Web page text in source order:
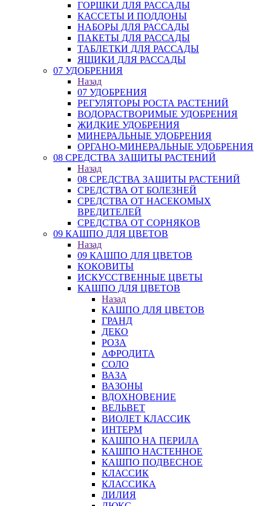
ГОРШКИ ДЛЯ РАССАДЫ
КАССЕТЫ И ПОДДОНЫ
НАБОРЫ ДЛЯ РАССАДЫ
ПАКЕТЫ ДЛЯ РАССАДЫ
ТАБЛЕТКИ ДЛЯ РАССАДЫ
ЯЩИКИ ДЛЯ РАССАДЫ
07 УДОБРЕНИЯ
Назад
07 УДОБРЕНИЯ
РЕГУЛЯТОРЫ РОСТА РАСТЕНИЙ
ВОДОРАСТВОРИМЫЕ УДОБРЕНИЯ
ЖИДКИЕ УДОБРЕНИЯ
МИНЕРАЛЬНЫЕ УДОБРЕНИЯ
ОРГАНО-МИНЕРАЛЬНЫЕ УДОБРЕНИЯ
08 СРЕДСТВА ЗАЩИТЫ РАСТЕНИЙ
Назад
08 СРЕДСТВА ЗАЩИТЫ РАСТЕНИЙ
СРЕДСТВА ОТ БОЛЕЗНЕЙ
СРЕДСТВА ОТ НАСЕКОМЫХ
ВРЕДИТЕЛЕЙ
СРЕДСТВА ОТ СОРНЯКОВ
09 КАШПО ДЛЯ ЦВЕТОВ
Назад
09 КАШПО ДЛЯ ЦВЕТОВ
КОКОВИТЫ
ИСКУССТВЕННЫЕ ЦВЕТЫ
КАШПО ДЛЯ ЦВЕТОВ
Назад
КАШПО ДЛЯ ЦВЕТОВ
ГРАНД
ДЕКО
РОЗА
АФРОДИТА
СОЛО
ВАЗА
ВАЗОНЫ
ВДОХНОВЕНИЕ
ВЕЛЬВЕТ
ВИОЛЕТ КЛАССИК
ИНТЕРМ
КАШПО НА ПЕРИЛА
КАШПО НАСТЕННОЕ
КАШПО ПОДВЕСНОЕ
КЛАССИК
КЛАССИКА
ЛИЛИЯ